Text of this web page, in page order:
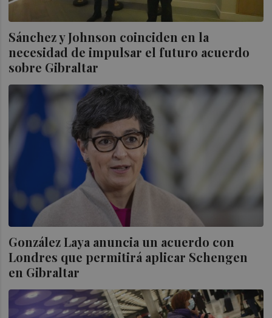
Sánchez y Johnson coinciden en la
necesidad de impulsar el futuro acuerdo
sobre Gibraltar
González Laya anuncia un acuerdo con
Londres que permitirá aplicar Schengen
en Gibraltar